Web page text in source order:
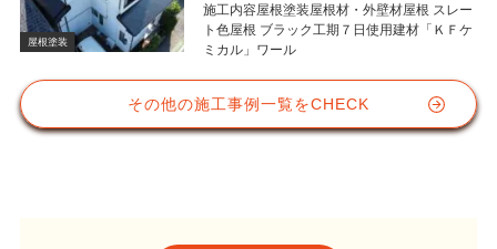
屋根塗装
施工内容屋根塗装屋根材・外壁材屋根 スレー
ト色屋根 ブラック工期７日使用建材「ＫＦケ
ミカル」ワール
その他の施工事例一覧をCHECK